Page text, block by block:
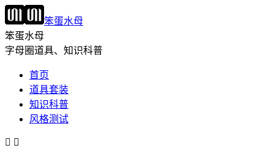
笨蛋水母
笨蛋水母
字母圈道具、知识科普
首页
道具套装
知识科普
风格测试
 